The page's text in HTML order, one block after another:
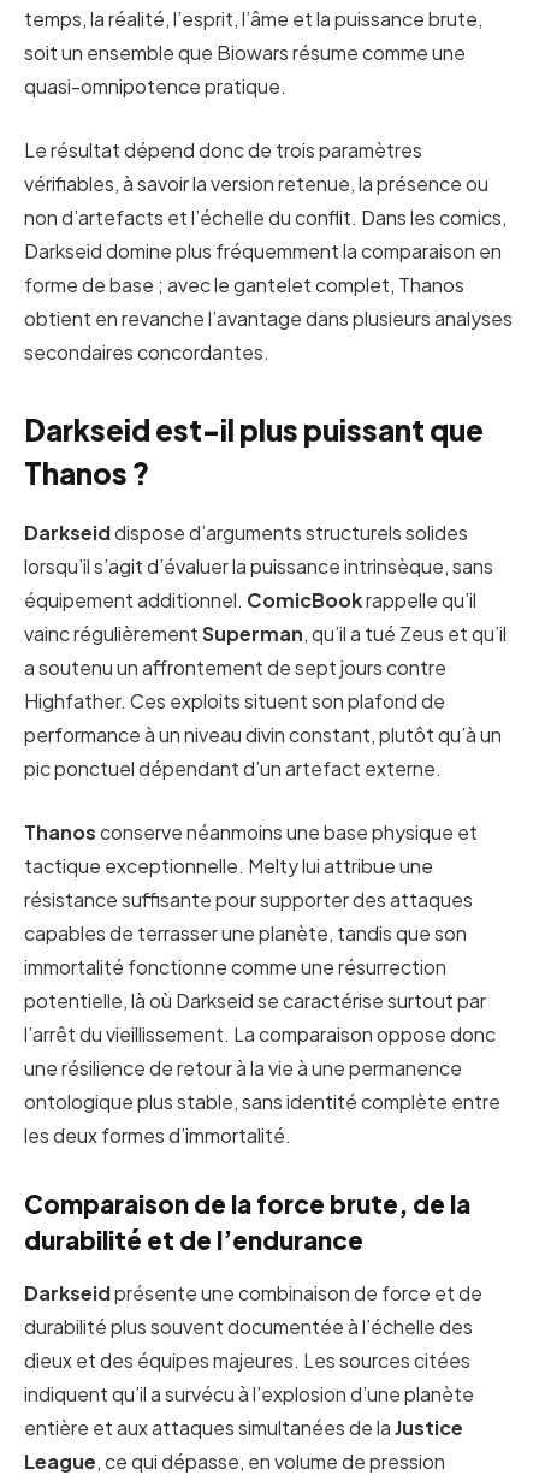
temps, la réalité, l’esprit, l’âme et la puissance brute,
soit un ensemble que Biowars résume comme une
quasi-omnipotence pratique.
Le résultat dépend donc de trois paramètres
vérifiables, à savoir la version retenue, la présence ou
non d’artefacts et l’échelle du conflit. Dans les comics,
Darkseid domine plus fréquemment la comparaison en
forme de base ; avec le gantelet complet, Thanos
obtient en revanche l’avantage dans plusieurs analyses
secondaires concordantes.
Darkseid est-il plus puissant que
Thanos ?
Darkseiddispose d’arguments structurels solides
lorsqu’il s’agit d’évaluer la puissance intrinsèque, sans
équipement additionnel. ComicBookrappelle qu’il
vainc régulièrementSuperman, qu’il a tué Zeus et qu’il
a soutenu un affrontement de sept jours contre
Highfather. Ces exploits situent son plafond de
performance à un niveau divin constant, plutôt qu’à un
pic ponctuel dépendant d’un artefact externe.
Thanosconserve néanmoins une base physique et
tactique exceptionnelle. Melty lui attribue une
résistance suffisante pour supporter des attaques
capables de terrasser une planète, tandis que son
immortalité fonctionne comme une résurrection
potentielle, là où Darkseid se caractérise surtout par
l’arrêt du vieillissement. La comparaison oppose donc
une résilience de retour à la vie à une permanence
ontologique plus stable, sans identité complète entre
les deux formes d’immortalité.
Comparaison de la force brute, de la
durabilité et de l’endurance
Darkseidprésente une combinaison de force et de
durabilité plus souvent documentée à l’échelle des
dieux et des équipes majeures. Les sources citées
indiquent qu’il a survécu à l’explosion d’une planète
entière et aux attaques simultanées de laJustice
League, ce qui dépasse, en volume de pression